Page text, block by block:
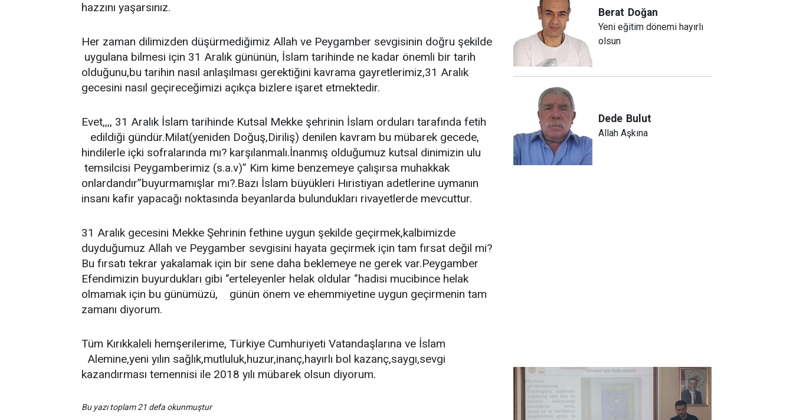
hazzını yaşarsınız.
Her zaman dilimizden düşürmediğimiz Allah ve Peygamber sevgisinin doğru şekilde
uygulana bilmesi için 31 Aralık gününün, İslam tarihinde ne kadar önemli bir tarih
olduğunu,bu tarihin nasıl anlaşılması gerektiğini kavrama gayretlerimiz,31 Aralık
gecesini nasıl geçireceğimizi açıkça bizlere işaret etmektedir.
Evet,,,, 31 Aralık İslam tarihinde Kutsal Mekke şehrinin İslam orduları tarafında fetih
edildiği gündür.Milat(yeniden Doğuş,Diriliş) denilen kavram bu mübarek gecede,
hindilerle içki sofralarında mı? karşılanmalı.İnanmış olduğumuz kutsal dinimizin ulu
temsilcisi Peygamberimiz (s.a.v)’’ Kim kime benzemeye çalışırsa muhakkak
onlardandır’’buyurmamışlar mı?.Bazı İslam büyükleri Hıristiyan adetlerine uymanın
insanı kafir yapacağı noktasında beyanlarda bulundukları rivayetlerde mevcuttur.
31 Aralık gecesini Mekke Şehrinin fethine uygun şekilde geçirmek,kalbimizde
duyduğumuz Allah ve Peygamber sevgisini hayata geçirmek için tam fırsat değil mi?
Bu fırsatı tekrar yakalamak için bir sene daha beklemeye ne gerek var.Peygamber
Efendimizin buyurdukları gibi ‘’erteleyenler helak oldular ‘’hadisi mucibince helak
olmamak için bu günümüzü, günün önem ve ehemmiyetine uygun geçirmenin tam
zamanı diyorum.
Tüm Kırıkkaleli hemşerilerime, Türkiye Cumhuriyeti Vatandaşlarına ve İslam
Alemine,yeni yılın sağlık,mutluluk,huzur,inanç,hayırlı bol kazanç,saygı,sevgi
kazandırması temennisi ile 2018 yılı mübarek olsun diyorum.
Bu yazı toplam 21 defa okunmuştur
Berat Doğan
Yeni eğitim dönemi hayırlı
olsun
Dede Bulut
Allah Aşkına